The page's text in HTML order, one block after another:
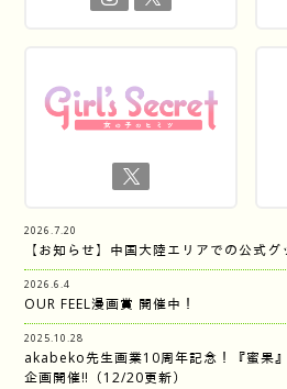
2026.7.20
【お知らせ】中国大陸エリアでの公式
2026.6.4
OUR FEEL漫画賞 開催中！
2025.10.28
akabeko先生画業10周年記念！『蜜果
企画開催‼︎（12/20更新）